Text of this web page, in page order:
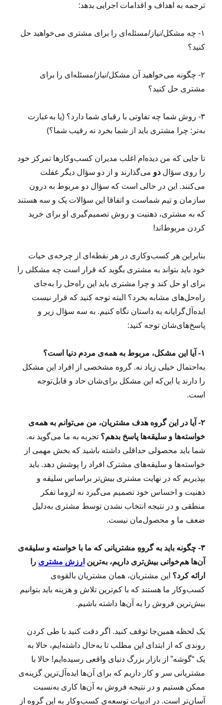
ترجمه به اهداف و اقدامات اجرایی بدهد:
۱- چه مشکل/نیاز/مسئله‌ای را برای مشتری می‌خواهید حل
کنید؟
۲- چگونه می‌خواهید آن مشکل/نیاز/مسئله‌ای را برای
مشتری حل کنید؟
۳- روش شما چه تفاوتی با رقبای شما دارد؟ (یا به‌عبارت
به‌تر: چرا مشتری باید از شما بخرد نه رقیب شما؟)
تا جایی که من دیده‌ام اغلب مدیران کسب‌وکارها تمرکز خود
را روی سؤالدو می‌گذارند و از دو سؤال دیگر غفلت
می‌کنند. این در حالی است که سؤال دو مربوط به درون
سازمان و تیم شماست و اتفاقا این سؤالات یک و سه هستند
که به مشتری، ذهنیت و روش تصمیم‌گیری او برای خرید
کردن مربوط‌اند!
بنابراین هر کسب‌وکاری در هر نقطه‌ای از چرخه‌ی حیات
خود باید بتواند به مشتری بگوید که قرار است چه مشکلی را
برای او حل کند و چرا مشتری باید این راه‌حل را به‌جای
راه‌حل‌های مشابه بخرد؟ البته توجه کنید که قرار نیست
ایده‌آل‌گرایانه به داستان نگاه کنیم. به سه سؤال زیر و
پاسخ‌های‌شان توجه کنید:
۱- آیا این مشکل، مربوط به همه‌ی مردم دنیا است؟
به‌احتمال خیلی زیاد نه. گروه مشخصی از افراد این مشکل
را دارند یا این‌که این مشکل برای‌شان حاد و قابل‌توجه
است.
۲- آیا در این گروه هدف مشتریان، من می‌توانم به همه‌ی
خواسته‌ها و سلیقه‌ها پاسخ بدهم؟ تجربه به ما می‌گوید نه.
شما باید محصولی حداقلی داشته باشید که بخش مهمی از
خواسته‌‌ها و سلیقه‌های مشترک افراد را پوشش دهد. باید
بپذیریم که در نهایت مشتری بیش‌تر براساس سلیقه و
ذهنیت و احساس خود تصمیم می‌گیرد نه لزوما تفکر
منطقی و در نتیجه انتخاب نشدن توسط مشتری به‌دلیل
ضعف ما و محصول‌مان نیست.
۳- چگونه باید به گروهِ‌ مشتریانی که ما با خواسته و سلیقه‌ی
آن‌ها هم‌خوانی بیش‌تری داریم، به‌ترین ارزش مشتری را
ارائه کرد؟ این مشتریان، همان مشتریان بالقوه‌ی
کسب‌وکار ما هستند که با کم‌ترین تلاش و هزینه باید بتوانیم
بیش‌ترین فروش را به آن‌ها داشته باشیم.
یک لحظه همین‌جا توقف کنید. اگر دقت کنید با طی کردن
روندی که از ابتدای این مطلب تا به‌حال داشته‌ایم، حالا به
یک “گوشه” از بازار بزرگ دنیای واقعی رسیده‌ایم! حالا با
مشتریانی سر و کار داریم که برای آن‌ها ایده‌آل‌ترین گزینه‌ی
ممکن هستیم و در نتیجه فروش به آن‌ها کاری به‌نسبت
آسان‌تر است. در ادبیات توسعه‌ی کسب‌وکار به این گروه از